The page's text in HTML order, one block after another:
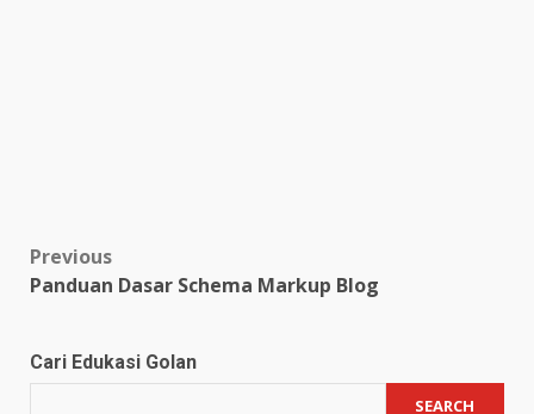
Post
Previous
Panduan Dasar Schema Markup Blog
Cari Edukasi Golan
SEARCH